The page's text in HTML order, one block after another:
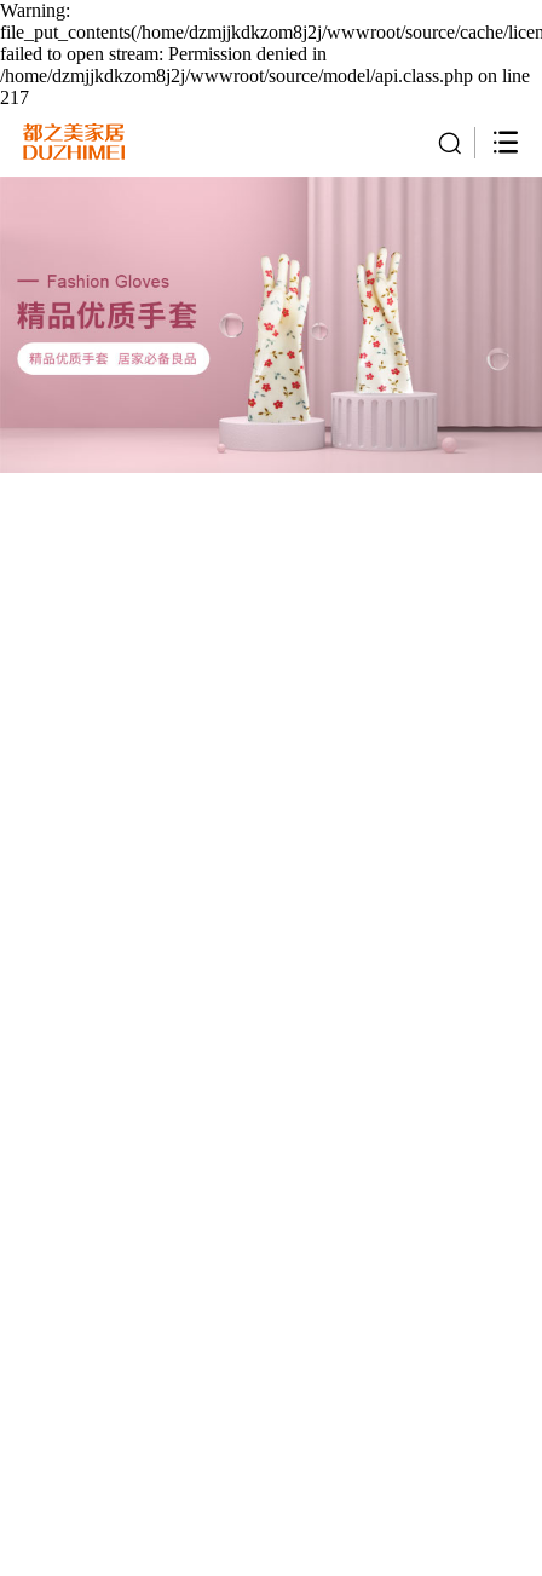
Warning:
file_put_contents(/home/dzmjjkdkzom8j2j/wwwroot/source/cache/
failed to open stream: Permission denied in
/home/dzmjjkdkzom8j2j/wwwroot/source/model/api.class.php on line
217